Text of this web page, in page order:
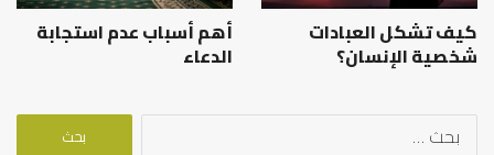
كيف تشكل العبادات
شخصية الإنسان؟
أهم أسباب عدم استجابة
الدعاء
البحث